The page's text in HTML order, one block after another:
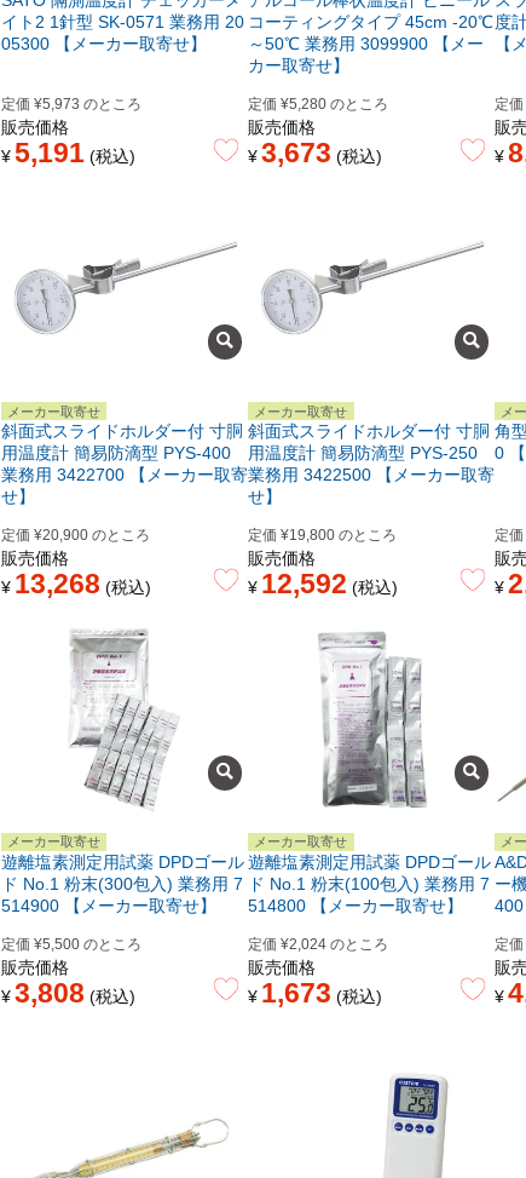
イト2 1針型 SK-0571 業務用 20
05300 【メーカー取寄せ】
定価 ¥5,973 のところ
販売価格
¥5,191 税込
コーティングタイプ 45cm -20℃
～50℃ 業務用 3099900 【メー
カー取寄せ】
定価 ¥5,280 のところ
販売価格
¥3,673 税込
度
【
定価
販
¥
メーカー取寄せ
斜面式スライドホルダー付 寸胴
用温度計 簡易防滴型 PYS-400
業務用 3422700 【メーカー取寄
せ】
定価 ¥20,900 のところ
販売価格
¥ 13,268 税込
メーカー取寄せ
斜面式スライドホルダー付 寸胴
用温度計 簡易防滴型 PYS-250
業務用 3422500 【メーカー取寄
せ】
定価 ¥19,800 のところ
販売価格
¥ 12,592 税込
メ
角
0
定価
販
¥
メーカー取寄せ
遊離塩素測定用試薬 DPDゴール
ド No.1 粉末(300包入) 業務用 7
514900 【メーカー取寄せ】
定価 ¥5,500 のところ
販売価格
¥3,808 税込
メーカー取寄せ
遊離塩素測定用試薬 DPDゴール
ド No.1 粉末(100包入) 業務用 7
514800 【メーカー取寄せ】
定価 ¥2,024 のところ
販売価格
¥ 1,673 税込
メ
ー
400
定価
販
¥